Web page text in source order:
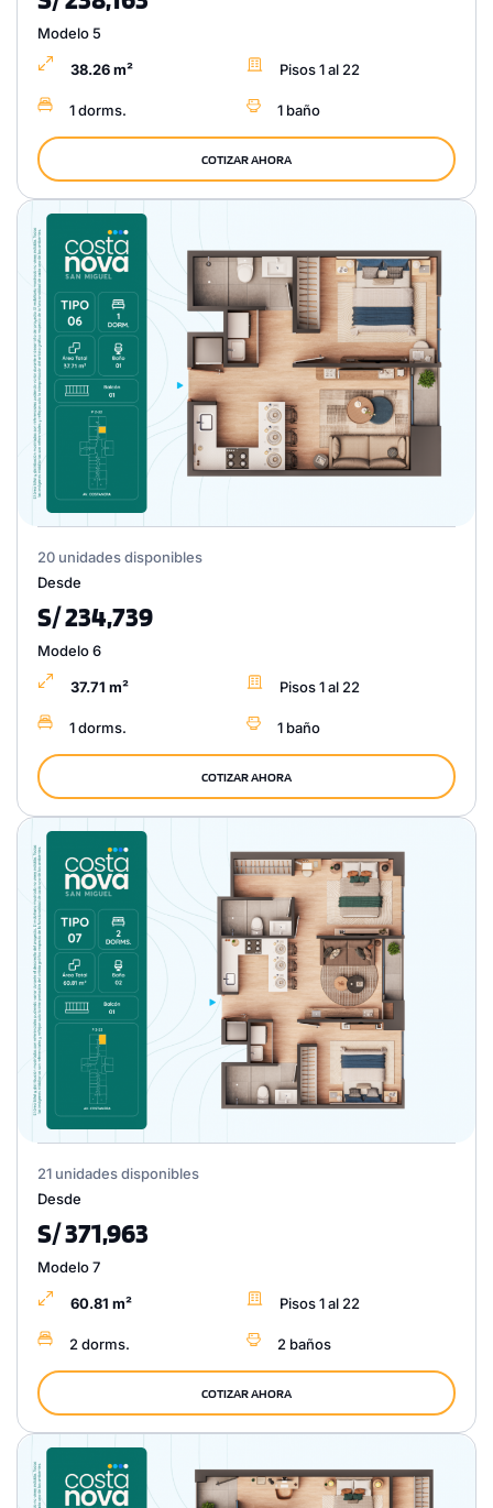
Modelo 5
38.26 m² Pisos 1 al 22
1 dorms. 1 baño
COTIZAR AHORA
20 unidades disponibles
Desde
S/ 234,739
Modelo 6
37.71 m² Pisos 1 al 22
1 dorms. 1 baño
COTIZAR AHORA
21 unidades disponibles
Desde
S/ 371,963
Modelo 7
60.81 m² Pisos 1 al 22
2 dorms. 2 baños
COTIZAR AHORA